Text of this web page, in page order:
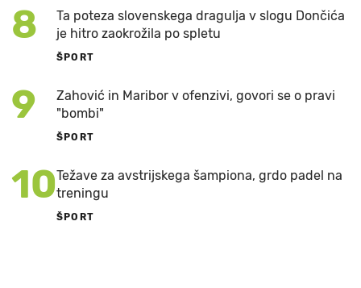
8
Ta poteza slovenskega dragulja v slogu Dončića
je hitro zaokrožila po spletu
ŠPORT
9
Zahović in Maribor v ofenzivi, govori se o pravi
"bombi"
ŠPORT
10Težave za avstrijskega šampiona, grdo padel na
treningu
ŠPORT